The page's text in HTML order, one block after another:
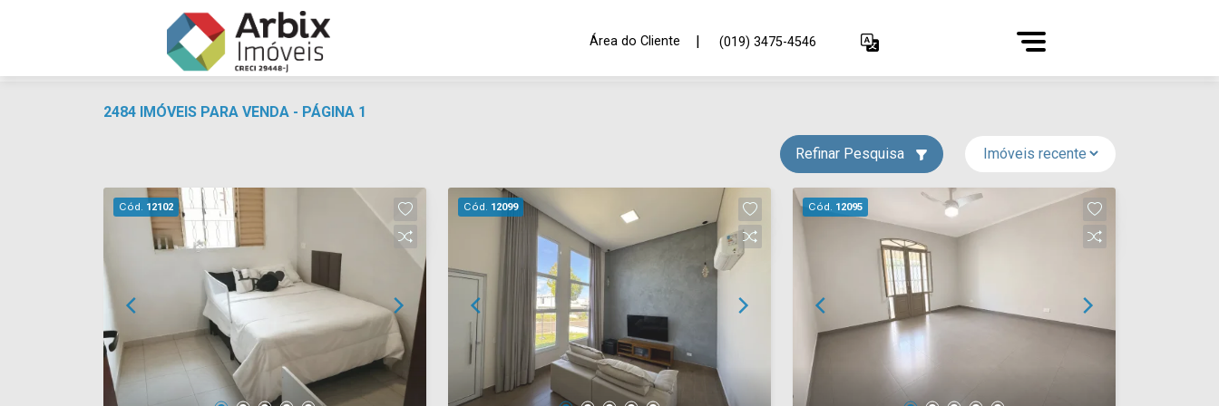
Área do Cliente | (019) 3475-4546
2484 IMÓVEIS PARA VENDA - PÁGINA 1
Refinar Pesquisa
Cód. 12102 Cód. 12099 Cód. 12095